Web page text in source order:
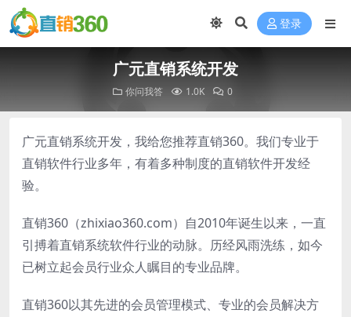
登录
广元直销系统开发
你问我答 1.0K 0
广元直销系统开发，我给您推荐直销360。我们专业于
直销软件行业多年，有着多种制度的直销软件开发经
验。
直销360（zhixiao360.com）自2010年诞生以来，一直
引搏着直销系统软件行业的动脉。历经风雨洗练，如今
已树立起会员行业众人瞩目的专业品牌。
直销360以其先进的会员管理模式、专业的会员解决方